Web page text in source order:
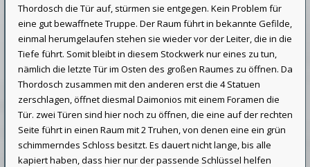
Thordosch die Tür auf, stürmen sie entgegen. Kein Problem für
eine gut bewaffnete Truppe. Der Raum führt in bekannte Gefilde,
einmal herumgelaufen stehen sie wieder vor der Leiter, die in die
Tiefe führt. Somit bleibt in diesem Stockwerk nur eines zu tun,
nämlich die letzte Tür im Osten des großen Raumes zu öffnen. Da
Thordosch zusammen mit den anderen erst die 4 Statuen
zerschlagen, öffnet diesmal Daimonios mit einem Foramen die
Tür. zwei Türen sind hier noch zu öffnen, die eine auf der rechten
Seite führt in einen Raum mit 2 Truhen, von denen eine ein grün
schimmerndes Schloss besitzt. Es dauert nicht lange, bis alle
kapiert haben, dass hier nur der passende Schlüssel helfen